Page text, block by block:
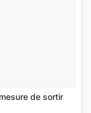
de sortir